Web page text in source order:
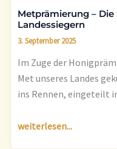
Metprämierung –
Landessiegern
3. September 2025
Im Zuge der
Met unseres Landes
ins Rennen, eingeteilt
weiterlesen...